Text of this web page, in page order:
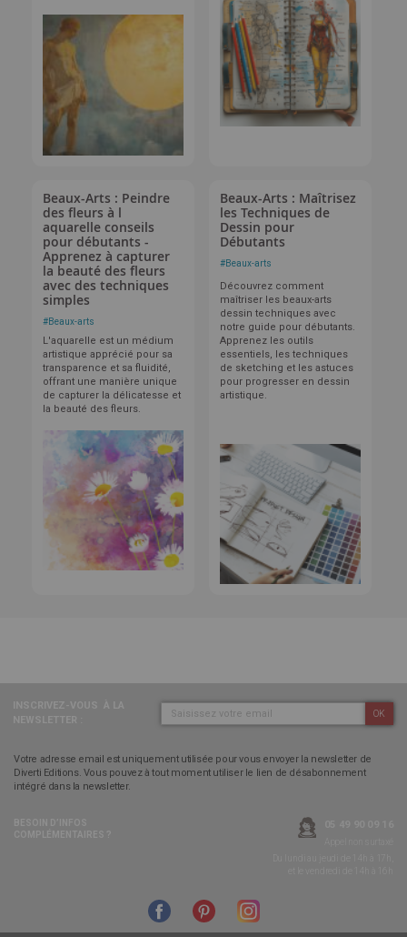
Beaux-Arts : Peindre
des fleurs à l
aquarelle conseils
pour débutants -
Apprenez à capturer
la beauté des fleurs
avec des techniques
simples
#Beaux-arts
L'aquarelle est un médium
artistique apprécié pour sa
transparence et sa fluidité,
offrant une manière unique
de capturer la délicatesse et
la beauté des fleurs.
Beaux-Arts : Maîtrisez
les Techniques de
Dessin pour
Débutants
#Beaux-arts
Découvrez comment
maîtriser les beaux-arts
dessin techniques avec
notre guide pour débutants.
Apprenez les outils
essentiels, les techniques
de sketching et les astuces
pour progresser en dessin
artistique.
OK
Votre adresse email est uniquement utilisée pour vous envoyer la newsletter de
Diverti Editions. Vous pouvez à tout moment utiliser le lien de désabonnement
intégré dans la newsletter.